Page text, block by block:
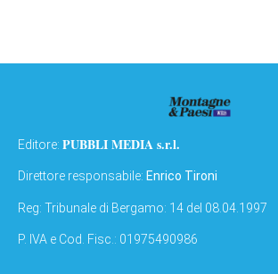
Editore: PUBBLI MEDIA s.r.l.
Direttore responsabile: Enrico Tironi
Reg: Tribunale di Bergamo: 14 del 08.04.1997
P. IVA e Cod. Fisc.: 01975490986